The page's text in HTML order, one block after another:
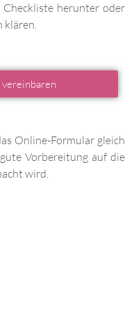
herunter oder
klären.
vereinbaren
Online-Formular gleich
Vorbereitung auf die
wird.